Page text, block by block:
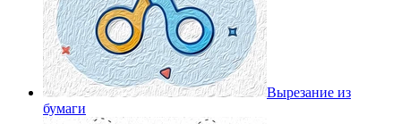
Вырезание из
бумаги